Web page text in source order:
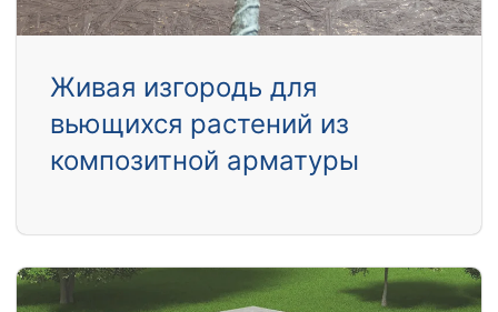
Живая изгородь для
вьющихся растений из
композитной арматуры